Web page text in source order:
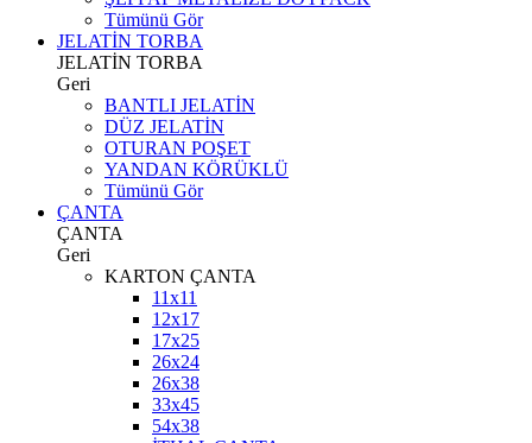
Tümünü Gör
JELATİN TORBA
JELATİN TORBA
Geri
BANTLI JELATİN
DÜZ JELATİN
OTURAN POŞET
YANDAN KÖRÜKLÜ
Tümünü Gör
ÇANTA
ÇANTA
Geri
KARTON ÇANTA
11x11
12x17
17x25
26x24
26x38
33x45
54x38